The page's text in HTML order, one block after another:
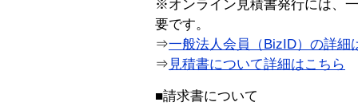
※オンライン見積書発行には、
要です。
⇒一般法人会員（BizID）の詳細
⇒ 見積書について詳細はこちら
■請求書について